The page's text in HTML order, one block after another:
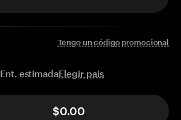
Tengo un código promocional
Ent. estimadaElegir país
$0.00